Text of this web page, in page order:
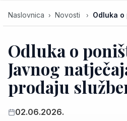
Naslovnica Novosti Odluka
Odluka o
Javnog
prodaju
02.06.2026.